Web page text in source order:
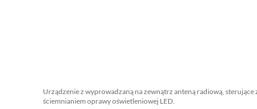
Urządzenie z wyprowadzaną na zewnątrz anteną radiową, sterujące
ściemnianiem oprawy oświetleniowej LED.